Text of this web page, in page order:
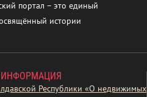
портал – это единый
истории
ИНФОРМАЦИЯ
Республики «О недвижимых